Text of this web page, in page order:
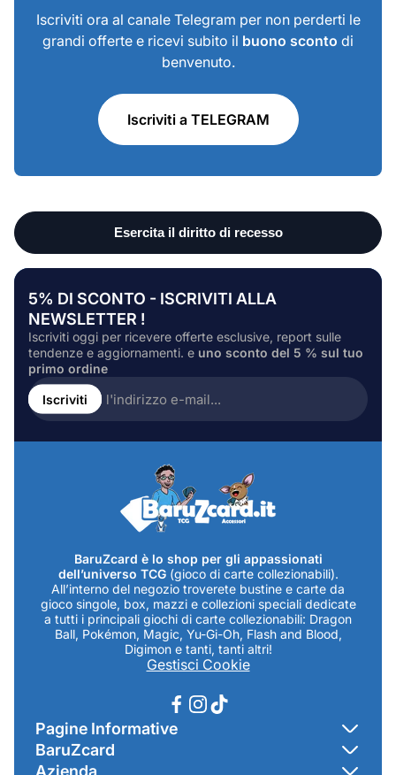
Iscriviti ora al canale Telegram per non perderti le
grandi offerte e ricevi subito il buono sconto di
benvenuto.
Iscriviti a TELEGRAM
5% DI SCONTO - ISCRIVITI ALLA
NEWSLETTER !
Iscriviti oggi per ricevere offerte esclusive, report sulle
tendenze e aggiornamenti. e uno sconto del 5 % sul tuo
primo ordine
Inserire
l'indirizzo
e-
Iscriviti
BaruZcard è lo shop per gli appassionati
dell’universo TCG (gioco di carte collezionabili).
All’interno del negozio troverete bustine e carte da
gioco singole, box, mazzi e collezioni speciali dedicate
a tutti i principali giochi di carte collezionabili: Dragon
Ball, Pokémon, Magic, Yu-Gi-Oh, Flash and Blood,
Digimon e tanti, tanti altri!
Gestisci Cookie
Pagine Informative
Contatti
BaruZcard
Azienda